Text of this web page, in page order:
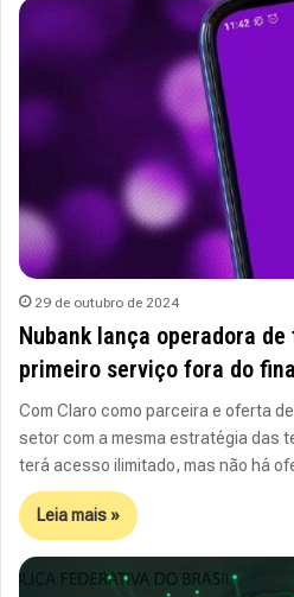
29 de outubro de 2024
Nubank lança operadora
primeiro serviço fora do
Com Claro como parceira e oferta
setor com a mesma estratégia das
terá acesso ilimitado, mas não há
Leia mais »